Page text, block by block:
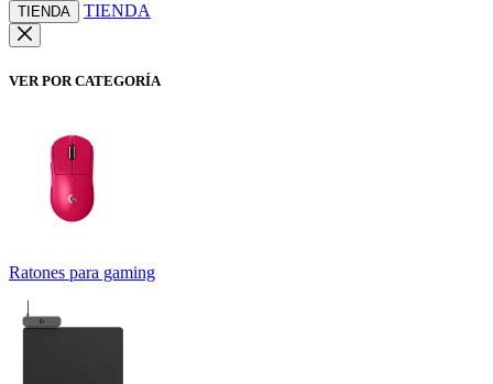
TIENDA TIENDA
VER POR CATEGORÍA
Ratones para gaming